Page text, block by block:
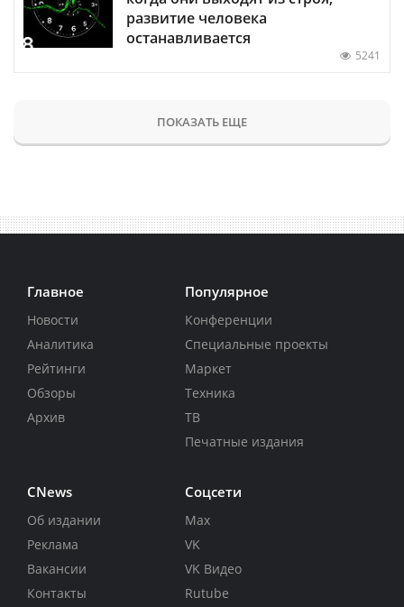
развитие человека
останавливается
5241
ПОКАЗАТЬ ЕЩЕ
Главное
Новости
Аналитика
Рейтинги
Обзоры
Архив
Популярное
Конференции
Специальные проекты
Маркет
Техника
ТВ
Печатные издания
CNews
Об издании
Реклама
Вакансии
Контакты
Соцсети
Max
VK
VK Видео
Rutube